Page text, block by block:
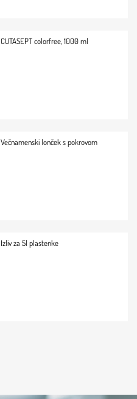
CUTASEPT colorfree, 1000 ml
Večnamenski lonček s pokrovom
Izliv za 5l plastenke